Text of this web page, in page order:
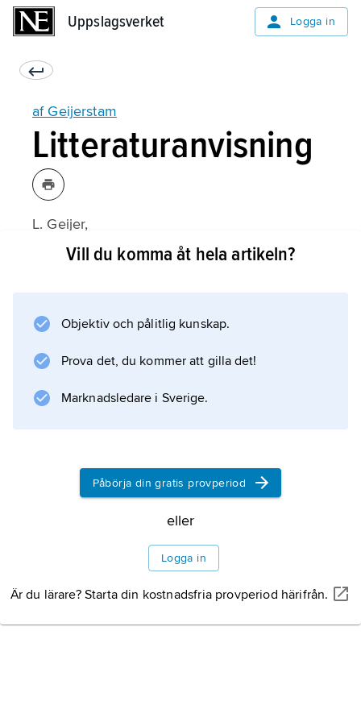
Uppslagsverket Logga in
af Geijerstam
Litteraturanvisning
L. Geijer,
Släkten Geijer jämte dottersläkterna von
Information om artikeln
Vill du komma åt hela artikeln?
Objektiv och pålitlig kunskap.
Prova det, du kommer att gilla det!
Marknadsledare i Sverige.
Påbörja din gratis provperiod
eller
Logga in
Är du lärare? Starta din kostnadsfria provperiod härifrån.